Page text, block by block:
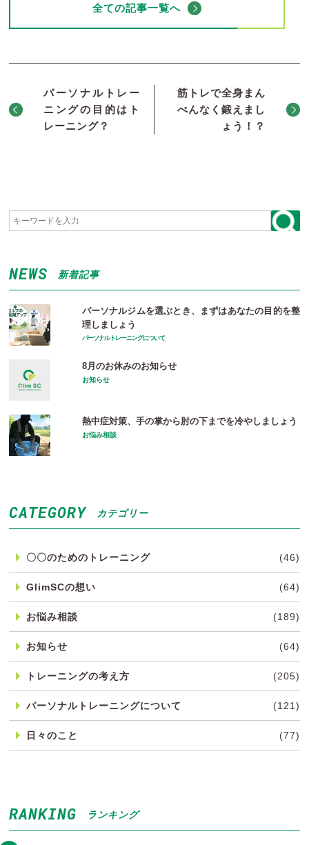
全ての記事一覧へ
パーソナルトレー
ニングの目的はト
レーニング？
筋トレで全身まん
べんなく鍛えまし
ょう！？
NEWS 新着記事
パーソナルジムを選ぶとき、まずはあなたの目的を整
理しましょう
パーソナルトレーニングについて
8月のお休みのお知らせ
お知らせ
熱中症対策、手の掌から肘の下までを冷やしましょう
お悩み相談
CATEGORY カテゴリー
〇〇のためのトレーニング (46)
GlimSCの想い (64)
お悩み相談 (189)
お知らせ (64)
トレーニングの考え方 (205)
パーソナルトレーニングについて (121)
日々のこと (77)
RANKING ランキング